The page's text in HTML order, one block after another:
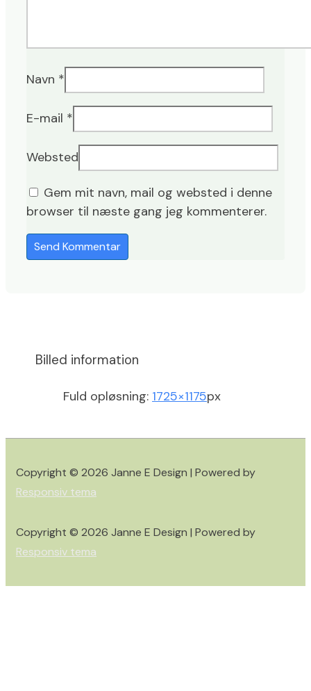
Navn *
E-mail *
Websted
Gem mit navn, mail og websted i denne
browser til næste gang jeg kommenterer.
Billed information
Fuld opløsning: 1725×1175px
Copyright © 2026 Janne E Design | Powered by
Responsiv tema
Copyright © 2026 Janne E Design | Powered by
Responsiv tema